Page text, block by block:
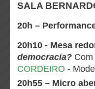
SALA
20h –
20h10 - Mesa
democracia? Com
CORDEIRO -
20h55 – Micro